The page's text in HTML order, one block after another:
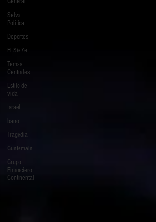
Selva
Política
Deportes
El Sie7e
Temas
Centrales
Estilo de
vida
Israel
bano
Tragedia
Guatemala
Grupo
Financiero
Continental